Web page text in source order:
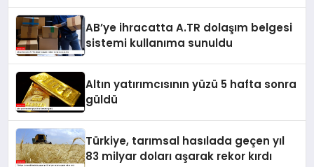
AB’ye ihracatta A.TR dolaşım belgesi
sistemi kullanıma sunuldu
Altın yatırımcısının yüzü 5 hafta sonra
güldü
Türkiye, tarımsal hasılada geçen yıl
83 milyar doları aşarak rekor kırdı